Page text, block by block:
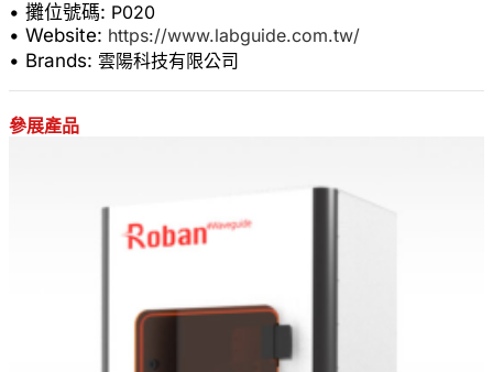
• 攤位號碼: P020
• Website: https://www.labguide.com.tw/
• Brands: 雲陽科技有限公司
參展產品